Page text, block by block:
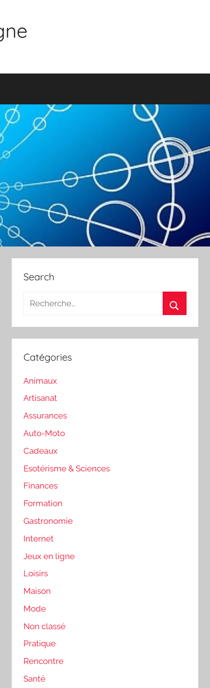
Search
Recherche
:
Catégories
Animaux
Artisanat
Assurances
Auto-Moto
Cadeaux
Esotérisme & Sciences
Finances
Formation
Gastronomie
Internet
Jeux en ligne
Loisirs
Maison
Mode
Non classé
Pratique
Rencontre
Santé